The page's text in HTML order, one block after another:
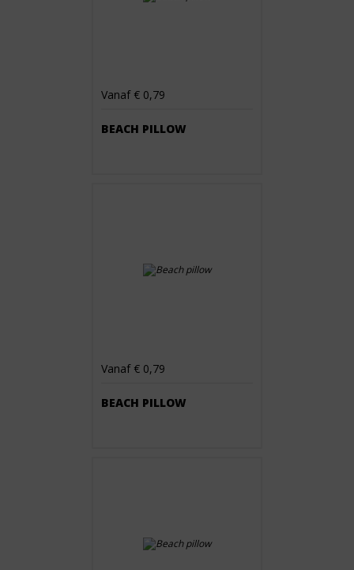
Vanaf € 0,79
BEACH PILLOW
Vanaf € 0,79
BEACH PILLOW